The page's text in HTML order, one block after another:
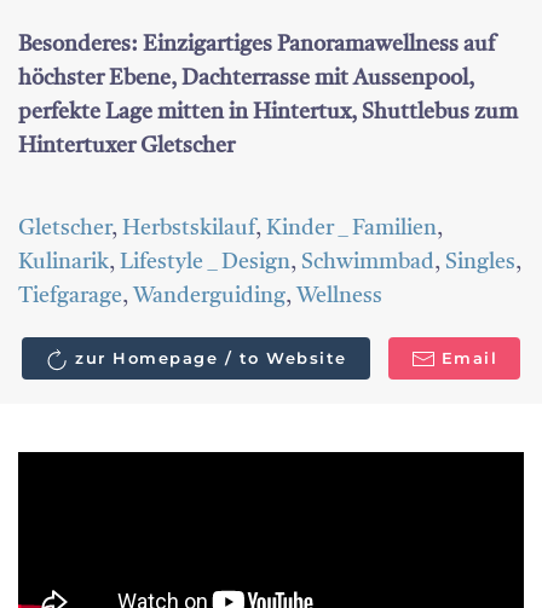
Besonderes: Einzigartiges Panoramawellness auf
höchster Ebene, Dachterrasse mit Aussenpool,
perfekte Lage mitten in Hintertux, Shuttlebus zum
Hintertuxer Gletscher
Gletscher, Herbstskilauf, Kinder _ Familien,
Kulinarik, Lifestyle _ Design, Schwimmbad, Singles,
Tiefgarage, Wanderguiding, Wellness
zur Homepage / to Website Email